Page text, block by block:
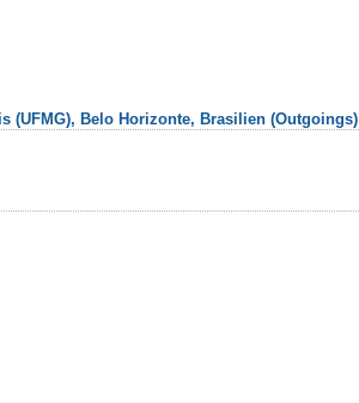
(UFMG), Belo Horizonte, Brasilien (Outgoings)